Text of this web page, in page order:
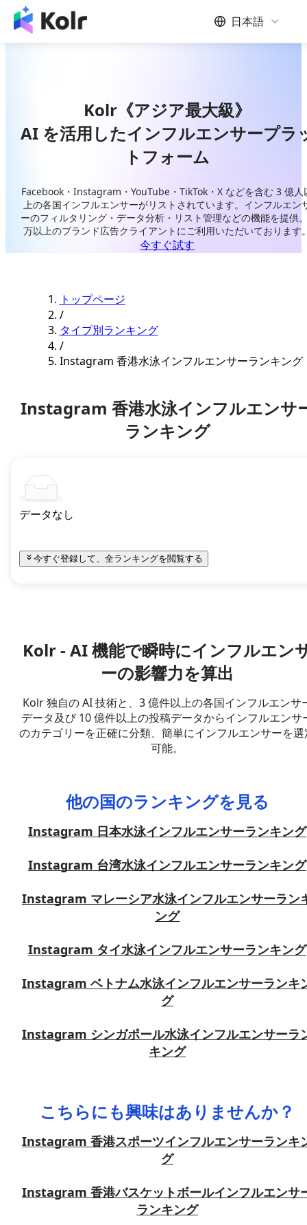
日本語
Kolr《アジア最大級》
AI を活用したインフルエンサープラ
トフォーム
Facebook・Instagram・YouTube・TikTok・X などを含む 3 億人
上の各国インフルエンサーがリストされています。インフルエン
ーのフィルタリング・データ分析・リスト管理などの機能を提供
万以上のブランド広告クライアントにご利用いただいております
今すぐ試す
トップページ
/
タイプ別ランキング
/
Instagram 香港水泳インフルエンサーランキング
Instagram 香港水泳インフルエンサ
ランキング
データなし
今すぐ登録して、全ランキングを閲覧する
Kolr - AI 機能で瞬時にインフルエン
ーの影響力を算出
Kolr 独自の AI 技術と、3 億件以上の各国インフルエンサ
データ及び 10 億件以上の投稿データからインフルエンサ
のカテゴリーを正確に分類、簡単にインフルエンサーを選
可能。
他の国のランキングを見る
Instagram 日本水泳インフルエンサーランキング
Instagram 台湾水泳インフルエンサーランキング
Instagram マレーシア水泳インフルエンサーラン
ング
Instagram タイ水泳インフルエンサーランキング
Instagram ベトナム水泳インフルエンサーランキ
グ
Instagram シンガポール水泳インフルエンサーラ
キング
こちらにも興味はありませんか？
Instagram 香港スポーツインフルエンサーランキ
グ
Instagram 香港バスケットボールインフルエンサ
ランキング